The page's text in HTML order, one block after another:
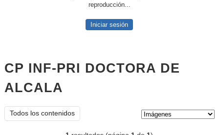
reproducción...
Iniciar sesión
CP INF-PRI DOCTORA DE
ALCALA
Todos los contenidos